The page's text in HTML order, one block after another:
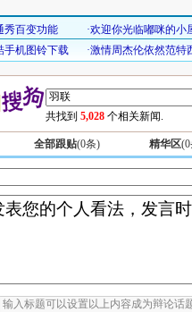
共找到 5,028 个相关新闻.
全部跟贴(0条) 精华区(0